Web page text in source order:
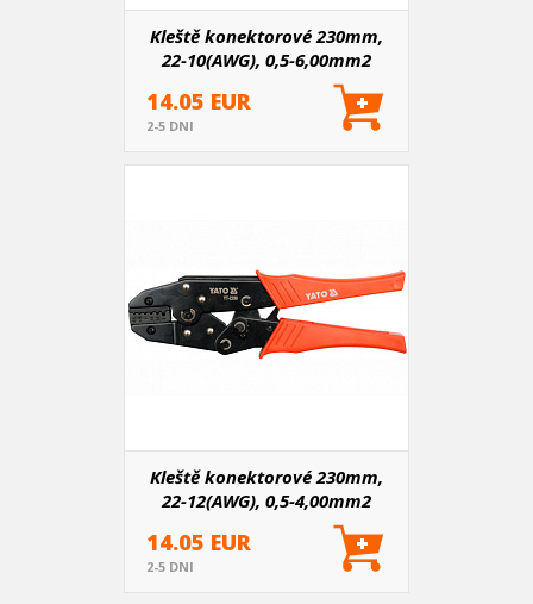
Kleště konektorové 230mm,
22-10(AWG), 0,5-6,00mm2
14.05 EUR
2-5 DNI
Kleště konektorové 230mm,
22-12(AWG), 0,5-4,00mm2
14.05 EUR
2-5 DNI